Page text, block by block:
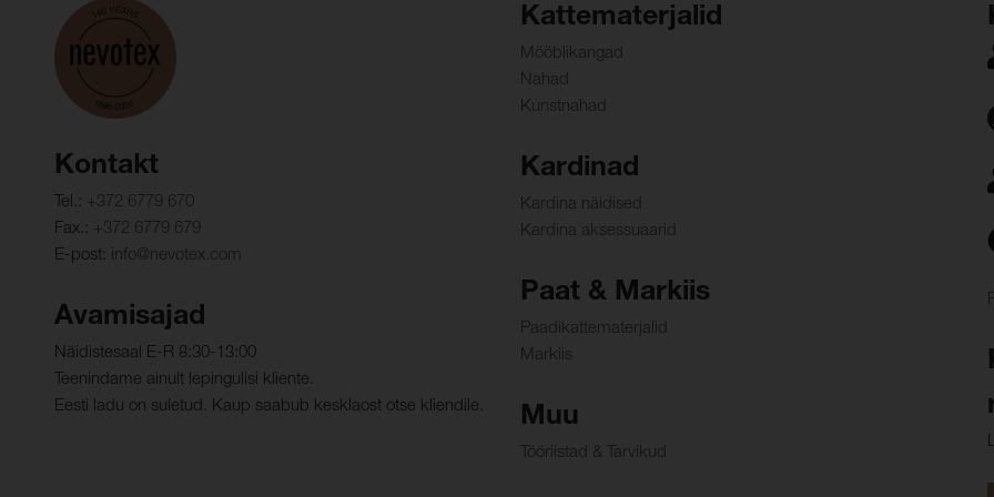
Kontakt
Tel.: +372 6779 670
Fax.: +372 6779 679
E-post: info@nevotex.com
Avamisajad
Näidistesaal E-R 8:30-13:00
Teenindame ainult lepingulisi kliente.
Eesti ladu on suletud. Kaup saabub kesklaost otse kliendile.
Kattematerjalid
Mööblikangad
Nahad
Kunstnahad
Kardinad
Kardina näidised
Kardina aksessuaarid
Paat & Markiis
Paadikattematerjalid
Markiis
Muu
Tööriistad & Tarvikud